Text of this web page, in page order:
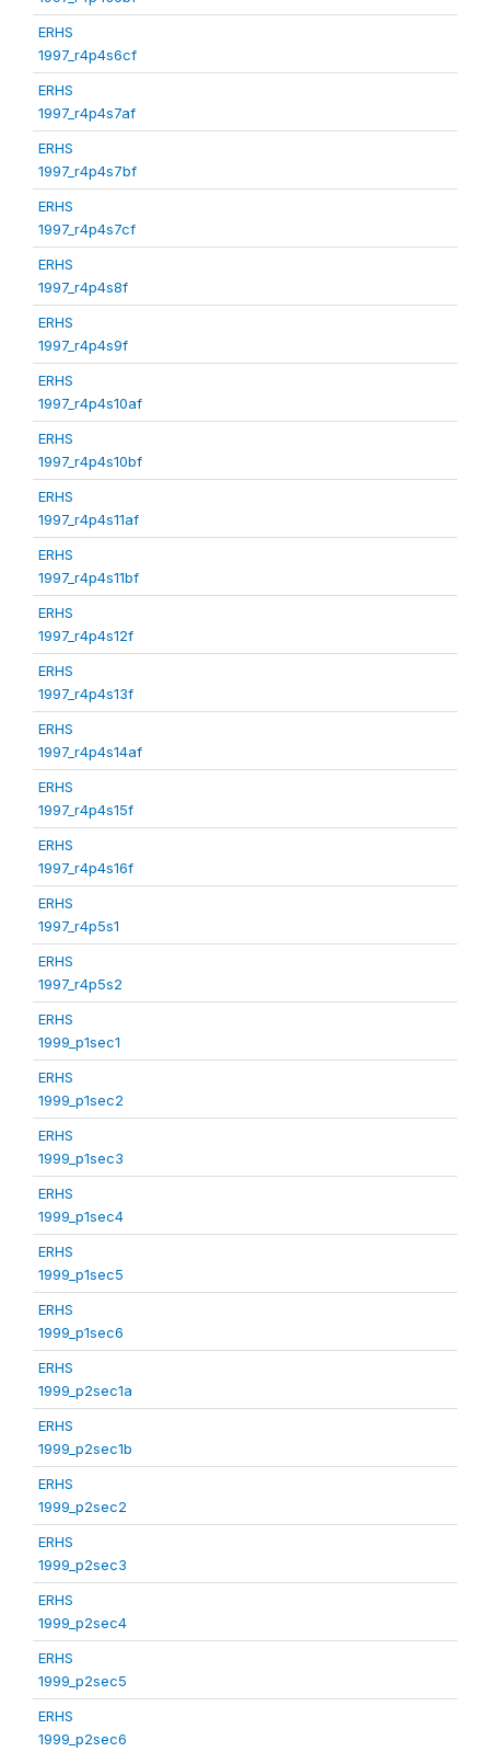
ERHS
1997_r4p4s6cf
ERHS
1997_r4p4s7af
ERHS
1997_r4p4s7bf
ERHS
1997_r4p4s7cf
ERHS
1997_r4p4s8f
ERHS
1997_r4p4s9f
ERHS
1997_r4p4s10af
ERHS
1997_r4p4s10bf
ERHS
1997_r4p4s11af
ERHS
1997_r4p4s11bf
ERHS
1997_r4p4s12f
ERHS
1997_r4p4s13f
ERHS
1997_r4p4s14af
ERHS
1997_r4p4s15f
ERHS
1997_r4p4s16f
ERHS
1997_r4p5s1
ERHS
1997_r4p5s2
ERHS
1999_p1sec1
ERHS
1999_p1sec2
ERHS
1999_p1sec3
ERHS
1999_p1sec4
ERHS
1999_p1sec5
ERHS
1999_p1sec6
ERHS
1999_p2sec1a
ERHS
1999_p2sec1b
ERHS
1999_p2sec2
ERHS
1999_p2sec3
ERHS
1999_p2sec4
ERHS
1999_p2sec5
ERHS
1999_p2sec6